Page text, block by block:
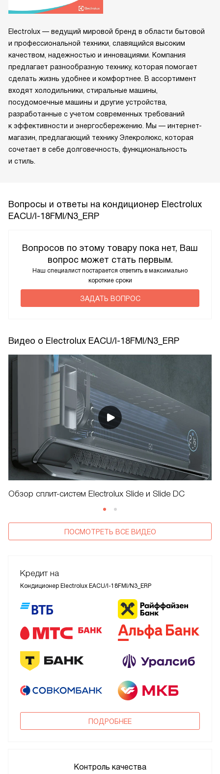
Electrolux — ведущий мировой бренд в области бытовой
и профессиональной техники, славящийся высоким
качеством, надежностью и инновациями. Компания
предлагает разнообразную технику, которая помогает
сделать жизнь удобнее и комфортнее. В ассортимент
входят холодильники, стиральные машины,
посудомоечные машины и другие устройства,
разработанные с учетом современных требований
к эффективности и энергосбережению. Мы — интернет-
магазин, предлагающий технику Элекролюкс, которая
сочетает в себе долговечность, функциональность
и стиль.
Вопросы и ответы на кондиционер Electrolux
EACU/I-18FMI/N3_ERP
Вопросов по этому товару пока нет, Ваш
вопрос может стать первым.
Наш специалист постарается ответить в максимально
короткие сроки
ЗАДАТЬ ВОПРОС
Видео о Electrolux EACU/I-18FMI/N3_ERP
Обзор сплит-систем Electrolux Slide и Slide DC
ПОСМОТРЕТЬ ВСЕ ВИДЕО
Кредит на
Кондиционер Electrolux EACU/I-18FMI/N3_ERP
ПОДРОБНЕЕ
Контроль качества